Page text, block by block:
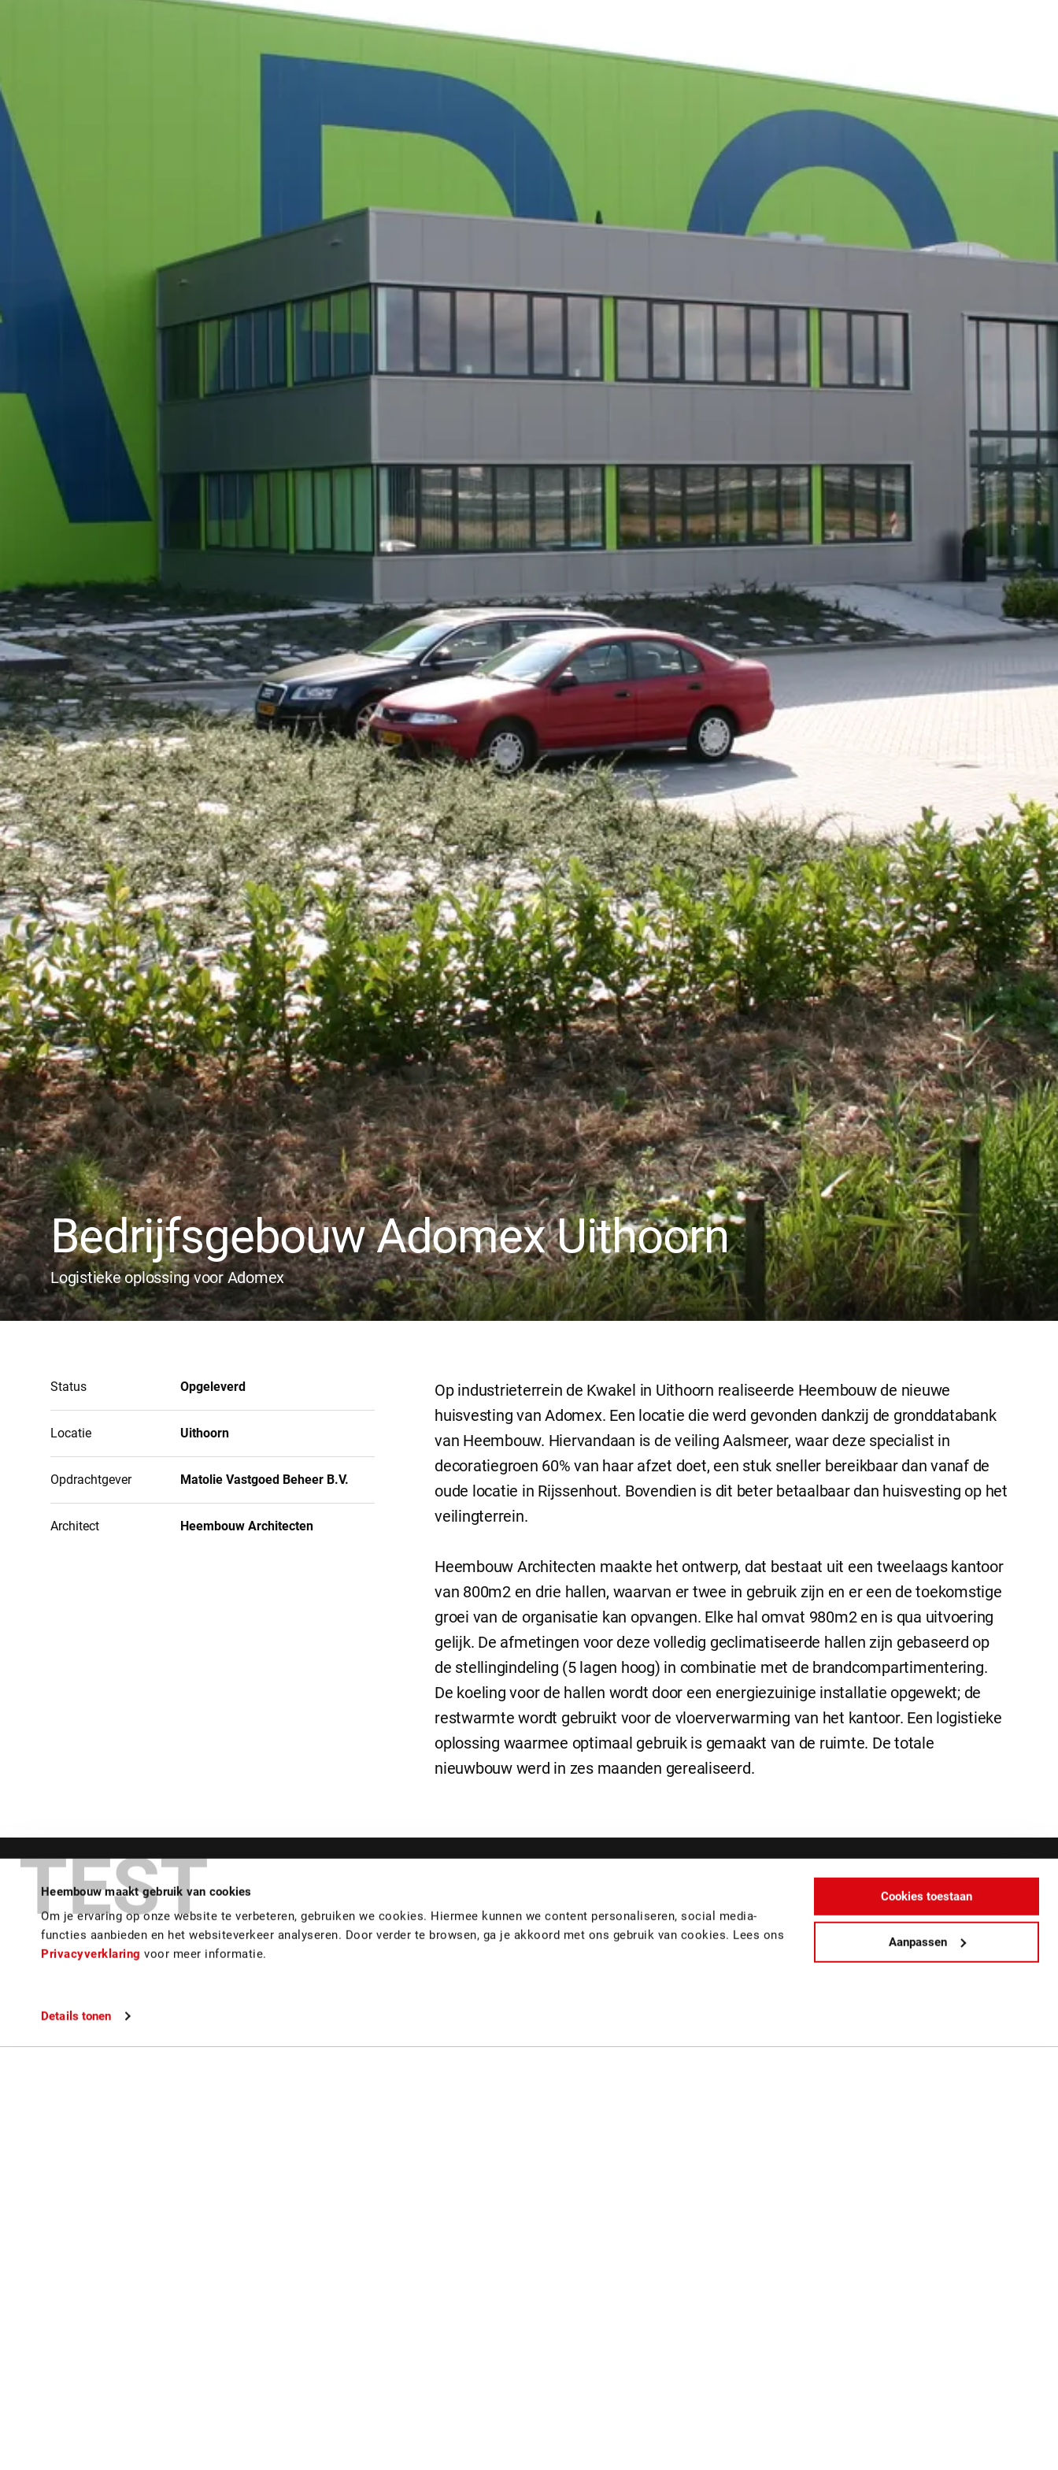
TEST
Heembouw maakt gebruik van cookies
Om je ervaring op onze website te verbeteren, gebruiken we cookies. Hiermee kunnen we content personaliseren, social media-
functies aanbieden en het websiteverkeer analyseren. Door verder te browsen, ga je akkoord met ons gebruik van cookies. Lees ons
Privacyverklaring voor meer informatie.
Details tonen
Cookies toestaan
Aanpassen
Bedrijfsgebouw Adomex Uithoorn
Logistieke oplossing voor Adomex
Status Opgeleverd
Locatie Uithoorn
Opdrachtgever Matolie Vastgoed Beheer B.V.
Architect Heembouw Architecten
Op industrieterrein de Kwakel in Uithoorn realiseerde Heembouw de nieuwe
huisvesting van Adomex. Een locatie die werd gevonden dankzij de gronddatabank
van Heembouw. Hiervandaan is de veiling Aalsmeer, waar deze specialist in
decoratiegroen 60% van haar afzet doet, een stuk sneller bereikbaar dan vanaf de
oude locatie in Rijssenhout. Bovendien is dit beter betaalbaar dan huisvesting op het
veilingterrein.
Heembouw Architecten maakte het ontwerp, dat bestaat uit een tweelaags kantoor
van 800m2 en drie hallen, waarvan er twee in gebruik zijn en er een de toekomstige
groei van de organisatie kan opvangen. Elke hal omvat 980m2 en is qua uitvoering
gelijk. De afmetingen voor deze volledig geclimatiseerde hallen zijn gebaseerd op
de stellingindeling (5 lagen hoog) in combinatie met de brandcompartimentering.
De koeling voor de hallen wordt door een energiezuinige installatie opgewekt; de
restwarmte wordt gebruikt voor de vloerverwarming van het kantoor. Een logistieke
oplossing waarmee optimaal gebruik is gemaakt van de ruimte. De totale
nieuwbouw werd in zes maanden gerealiseerd.
Bekijkverder
Bedrijfsruimten